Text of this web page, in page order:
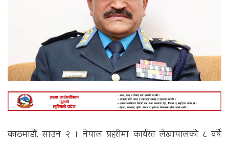
काठमाडौं, साउन २ । नेपाल प्रहरीमा कार्यरत लेखापालको ८ वर्षे